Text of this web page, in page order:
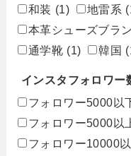
和装 (1) 地雷系
本革シューズブラ
通学靴 (1) 韓国
インスタフォロワー
フォロワー5000以
フォロワー5000以
フォロワー10000